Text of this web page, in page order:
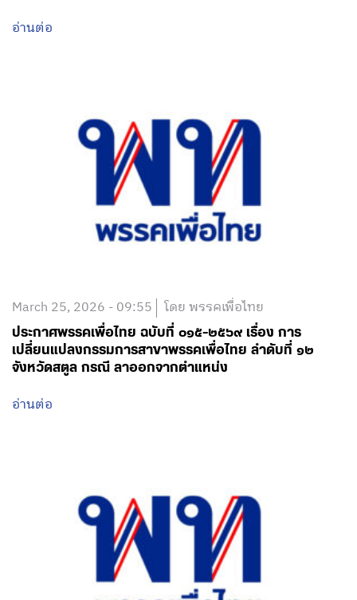
อ่านต่อ
March 25, 2026 - 09:55 โดย พรรคเพื่อไทย
ประกาศพรรคเพื่อไทย ฉบับที่ ๐๑๕-๒๕๖๙ เรื่อง การ
เปลี่ยนแปลงกรรมการสาขาพรรคเพื่อไทย ลำดับที่ ๑๒
จังหวัดสตูล กรณี ลาออกจากตำแหน่ง
อ่านต่อ